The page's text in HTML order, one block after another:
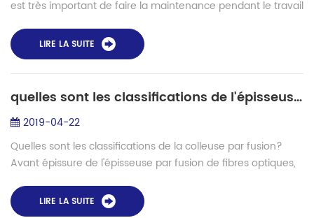
est très important de faire la maintenance pendant le travail
céramique de largeur...
LIRE LA SUITE
quelles sont les classifications de l'épisseuse par fusion?
2019-04-22
Quelles sont les classifications de la colleuse par fusion?
Avant épissure de l'épisseuse par fusion de fibres optiques,
que la fusion ...
LIRE LA SUITE